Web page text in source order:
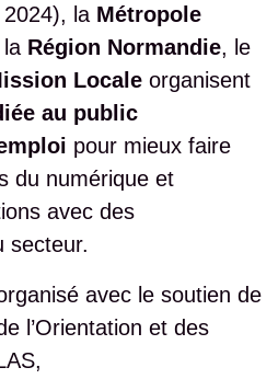
la Métropole
la Région Normandie, le
Locale organisent
au public
pour mieux faire
du numérique et
avec des
secteur.
avec le soutien de
l’Orientation et des